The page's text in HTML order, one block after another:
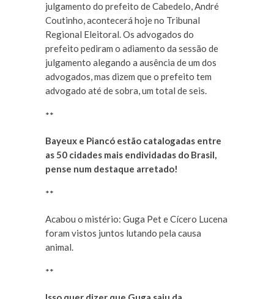
julgamento do prefeito de Cabedelo, André
Coutinho, acontecerá hoje no Tribunal
Regional Eleitoral. Os advogados do
prefeito pediram o adiamento da sessão de
julgamento alegando a ausência de um dos
advogados, mas dizem que o prefeito tem
advogado até de sobra, um total de seis.
**
Bayeux e Piancó estão catalogadas entre
as 50 cidades mais endividadas do Brasil,
pense num destaque arretado!
**
Acabou o mistério: Guga Pet e Cícero Lucena
foram vistos juntos lutando pela causa
animal.
**